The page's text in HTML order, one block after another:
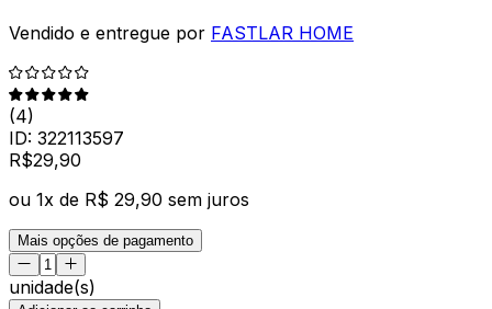
Vendido e entregue por FASTLAR HOME
(4)
ID: 322113597
R$29,90
ou 1x de R$ 29,90 sem juros
Mais opções de pagamento
unidade(s)